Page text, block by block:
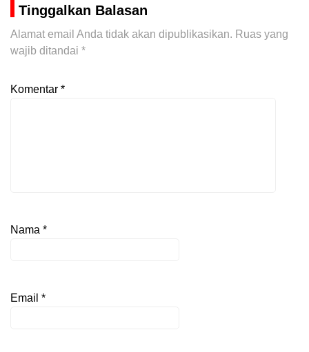
Tinggalkan Balasan
Alamat email Anda tidak akan dipublikasikan. Ruas yang
wajib ditandai *
Komentar *
Nama *
Email *